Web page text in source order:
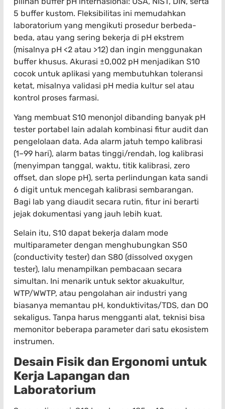
5 buffer kustom. Fleksibilitas ini memudahkan
laboratorium yang mengikuti prosedur berbeda-
beda, atau yang sering bekerja di pH ekstrem
(misalnya pH <2 atau >12) dan ingin menggunakan
buffer khusus. Akurasi ±0,002 pH menjadikan S10
cocok untuk aplikasi yang membutuhkan toleransi
ketat, misalnya validasi pH media kultur sel atau
kontrol proses farmasi.
Yang membuat S10 menonjol dibanding banyak pH
tester portabel lain adalah kombinasi fitur audit dan
pengelolaan data. Ada alarm jatuh tempo kalibrasi
(1–99 hari), alarm batas tinggi/rendah, log kalibrasi
(menyimpan tanggal, waktu, titik kalibrasi, zero
offset, dan slope pH), serta perlindungan kata sandi
6 digit untuk mencegah kalibrasi sembarangan.
Bagi lab yang diaudit secara rutin, fitur ini berarti
jejak dokumentasi yang jauh lebih kuat.
Selain itu, S10 dapat bekerja dalam mode
multiparameter dengan menghubungkan S50
(conductivity tester) dan S80 (dissolved oxygen
tester), lalu menampilkan pembacaan secara
simultan. Ini menarik untuk sektor akuakultur,
WTP/WWTP, atau pengolahan air industri yang
biasanya memantau pH, konduktivitas/TDS, dan DO
sekaligus. Tanpa harus mengganti alat, teknisi bisa
memonitor beberapa parameter dari satu ekosistem
instrumen.
Desain Fisik dan Ergonomi untuk
Kerja Lapangan dan
Laboratorium